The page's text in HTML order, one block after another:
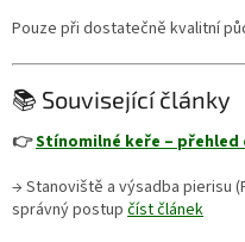
Pouze při dostatečně kvalitní
📚 Související články
👉Stínomilné keře –
→ Stanoviště a výsadba pierisu
správný postup číst článek